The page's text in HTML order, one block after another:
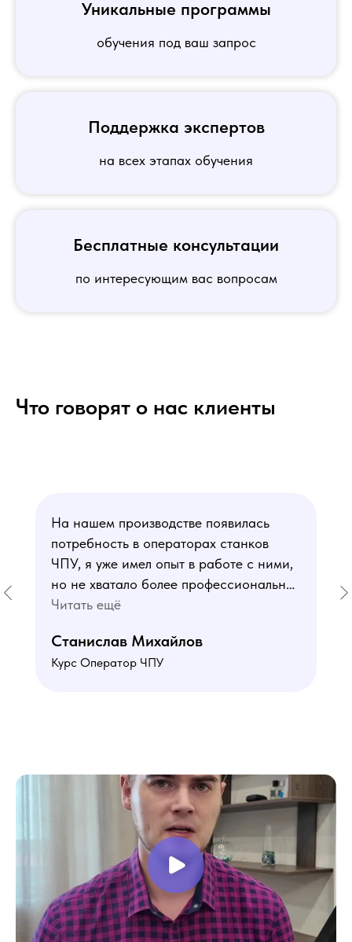
Уникальные программы
обучения под ваш запрос
Поддержка экспертов
на всех этапах обучения
Бесплатные консультации
по интересующим вас вопросам
Что говорят о нас клиенты
На нашем производстве появилась
потребность в операторах станков
ЧПУ, я уже имел опыт в работе с ними,
но не хватало более профессиональных
знаний. В курсе мне понравился блок
и программированию - это как раз то,
чего мне не хватало. Преподаватели
доволен, в работе всё пригодилось!
Читать ещё
Станислав Михайлов
Курс Оператор ЧПУ